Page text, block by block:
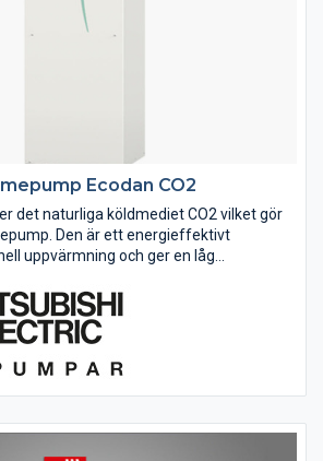
Ecodan CO2
det naturliga köldmediet CO2 vilket gör
Den är ett energieffektivt
uppvärmning och ger en låg
Mitsubishi Electrics senaste luft-
den...